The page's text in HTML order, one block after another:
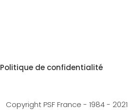
Politique de confidentialité
Copyright PSF France - 1984 - 2021